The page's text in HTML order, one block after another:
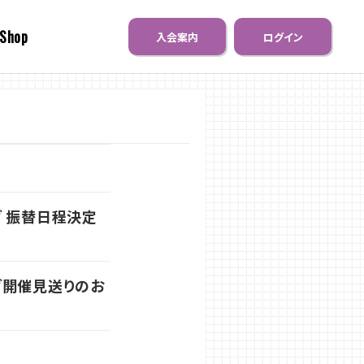
入会案内 ログイン
振替日程決定
開催見送りのお